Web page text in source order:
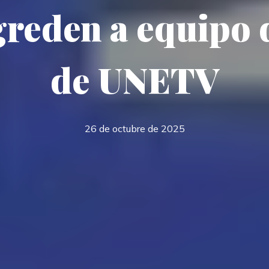
a equipo
de UNETV
26 de octubre de 2025